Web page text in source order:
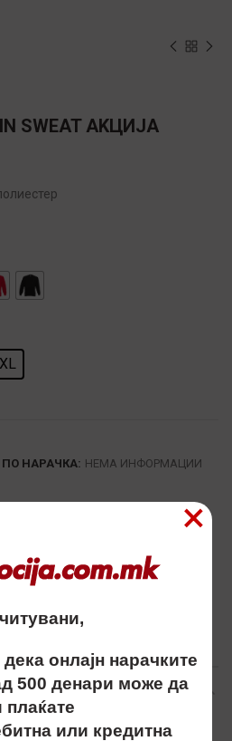
SWEAT AKЦИЈА
НАРАЧКА: НЕМА ИНФОРМАЦИИ
unisex, fruit of the loom
онлајн нарачките
500 денари може да
плаќате
или кредитна
×